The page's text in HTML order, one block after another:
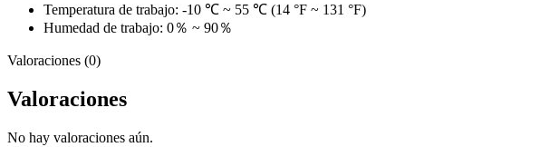
Temperatura de trabajo: -10 ℃ ~ 55 ℃ (14 °F ~ 131 °F)
Humedad de trabajo: 0％ ~ 90％
Valoraciones (0)
Valoraciones
No hay valoraciones aún.